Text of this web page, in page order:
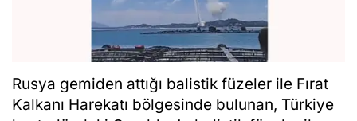
Rusya gemiden attığı balistik füzeler ile Fırat
Kalkanı Harekatı bölgesinde bulunan, Türkiye